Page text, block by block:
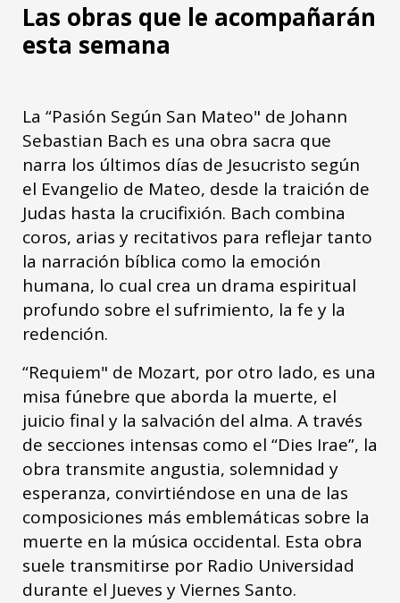
Las obras que le acompañarán
esta semana
La “Pasión Según San Mateo" de Johann
Sebastian Bach es una obra sacra que
narra los últimos días de Jesucristo según
el Evangelio de Mateo, desde la traición de
Judas hasta la crucifixión. Bach combina
coros, arias y recitativos para reflejar tanto
la narración bíblica como la emoción
humana, lo cual crea un drama espiritual
profundo sobre el sufrimiento, la fe y la
redención.
“Requiem" de Mozart, por otro lado, es una
misa fúnebre que aborda la muerte, el
juicio final y la salvación del alma. A través
de secciones intensas como el “Dies Irae”, la
obra transmite angustia, solemnidad y
esperanza, convirtiéndose en una de las
composiciones más emblemáticas sobre la
muerte en la música occidental. Esta obra
suele transmitirse por Radio Universidad
durante el Jueves y Viernes Santo.